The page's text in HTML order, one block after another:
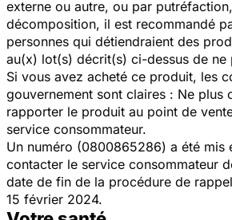
externe ou autre, ou par
décomposition, il est recommandé
personnes qui détiendraient des
au(x) lot(s) décrit(s) ci-dessus de ne
Si vous avez acheté ce produit, les
gouvernement sont claires : Ne plus
rapporter le produit au point de
service consommateur.
Un numéro (0800865286) a été mis
contacter le service consommateur
date de fin de la procédure de
15 février 2024.